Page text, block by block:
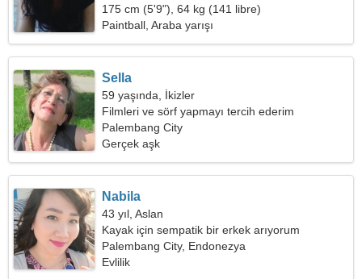
175 cm (5'9"), 64 kg (141 libre)
Paintball, Araba yarışı
Sella
59 yaşında, İkizler
Filmleri ve sörf yapmayı tercih ederim
Palembang City
Gerçek aşk
Nabila
43 yıl, Aslan
Kayak için sempatik bir erkek arıyorum
Palembang City, Endonezya
Evlilik